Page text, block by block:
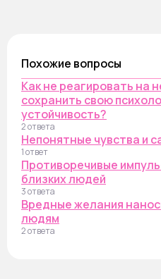
Похожие вопросы
Как не реагировать на
сохранить свою
устойчивость?
2 ответа
Непонятные чувства и
1 ответ
Противоречивые
близких людей
3 ответа
Вредные желания
людям
2 ответа